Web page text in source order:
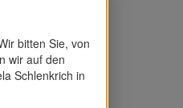
bitten Sie, von
wir auf den
Schlenkrich in